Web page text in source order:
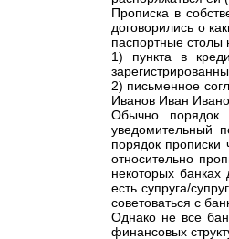
Прописка в
договорились о
паспортные столы
1) пункта в
2) письменное
Иванов Иван
Обычно порядок
уведомительный
порядок прописки
относительно
некоторых банках
есть супруга/
советоваться с
Однако не все
финансовых